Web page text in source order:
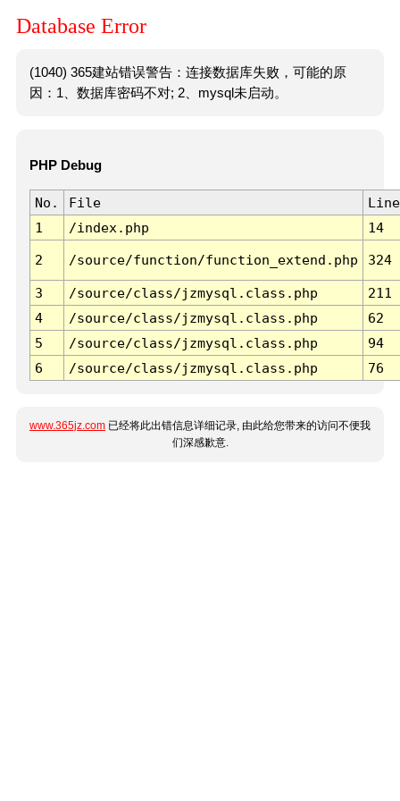
Database Error
(1040) 365建站错误警告：连接数据库失败，可能的原
因：1、数据库密码不对; 2、mysql未启动。
PHP Debug
No. File
Line
1
/index.php 14
2 /source/function/function_extend.php 324
3 /source/class/jzmysql.class.php
211
4
/source/class/jzmysql.class.php
62
5
/source/class/jzmysql.class.php
94
6
/source/class/jzmysql.class.php 76
www.365jz.com 已经将此出错信息详细记录, 由此给您带来的访问不便我
们深感歉意.